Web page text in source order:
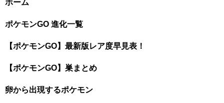
ホーム
ポケモンGO 進化一覧
【ポケモンGO】最新版レア度早見表！
【ポケモンGO】巣まとめ
卵から出現するポケモン